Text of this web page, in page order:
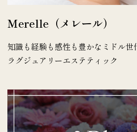
Merelle（メレール）
知識も経験も感性も豊かなミドル世
ラグジュアリーエステティック